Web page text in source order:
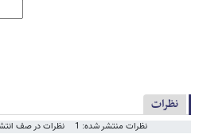
نظرات
نظرات منتشر شده: 1 نظرات در صف